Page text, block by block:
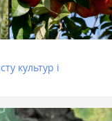
культур і